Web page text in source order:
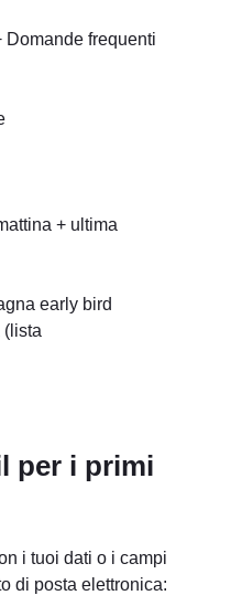
Domande frequenti
+ ultima
early bird
(lista
per i primi
i tuoi dati o i campi
di posta elettronica: